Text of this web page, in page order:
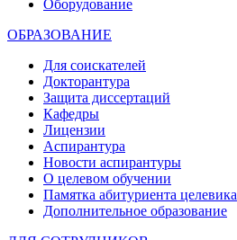
Оборудование
ОБРАЗОВАНИЕ
Для соискателей
Докторантура
Защита диссертаций
Кафедры
Лицензии
Аспирантура
Новости аспирантуры
О целевом обучении
Памятка абитуриента целевика
Дополнительное образование